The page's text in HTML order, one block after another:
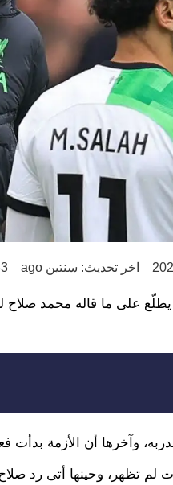
اخر تحديث: سنتين ago
على ما قاله محمد
وآخرها أن الأزمة
لم تظهر، وحينها أتى رد